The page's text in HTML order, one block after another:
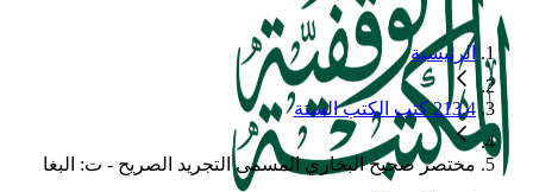
الرئيسية
213.4 كتب الكتب الستة
مختصر صحيح البخاري المسمى التجريد الصريح - ت: البغا